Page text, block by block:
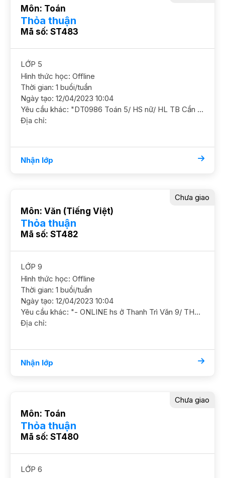
Môn: Toán
Thỏa thuận
Mã số: ST483
LỚP 5
Hình thức học: Offline
Thời gian: 1 buổi/tuần
Ngày tạo: 12/04/2023 10:04
Yêu cầu khác: "DT0986 Toán 5/ HS nữ/ HL TB Cần nắm chắc kiến thức YC GS nữ DC Nguyễn Văn Huyên, Cầu Giấy Học phí 150 - 180 HS trống t3, 5"
Địa chỉ:
Nhận lớp
Môn: Văn (Tiếng Việt)
Thỏa thuận
Mã số: ST482
Chưa giao
LỚP 9
Hình thức học: Offline
Thời gian: 1 buổi/tuần
Ngày tạo: 12/04/2023 10:04
Yêu cầu khác: "- ONLINE hs ở Thanh Trì Văn 9/ THCS Ngô Sĩ Liên HS làm được 7đ Cần ôn luyện nắm chắc kiến thức và nâng cao thêm "
Địa chỉ:
Nhận lớp
Môn: Toán
Thỏa thuận
Mã số: ST480
Chưa giao
LỚP 6